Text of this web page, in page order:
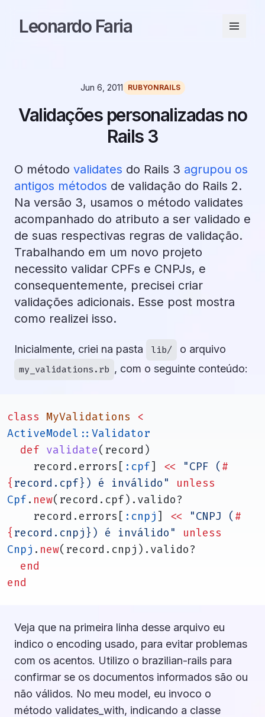
Leonardo Faria
Jun 6, 2011 RUBYONRAILS
Validações personalizadas no
Rails 3
O método validates do Rails 3 agrupou os
antigos métodos de validação do Rails 2.
Na versão 3, usamos o método validates
acompanhado do atributo a ser validado e
de suas respectivas regras de validação.
Trabalhando em um novo projeto
necessito validar CPFs e CNPJs, e
consequentemente, precisei criar
validações adicionais. Esse post mostra
como realizei isso.
Inicialmente, criei na pasta lib/ o arquivo
my_validations.rb , com o seguinte conteúdo:
class MyValidations
<
ActiveModel::Validator
def validate(record)
    record.errors[
:cpf] << "CPF (#
{ record.cpf} ) é inválido"
unless
Cpf . new(record.cpf).valido?
    record.errors[
:cnpj ] << "CNPJ (#
{ record.cnpj} ) é inválido"
unless
Cnpj . new(record.cnpj).valido?
end
end
Veja que na primeira linha desse arquivo eu
indico o encoding usado, para evitar problemas
com os acentos. Utilizo o brazilian-rails para
confirmar se os documentos informados são ou
não válidos. No meu model, eu invoco o
método validates_with, indicando a classe